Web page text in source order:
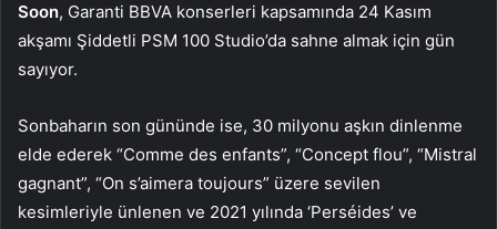
Soon, Garanti BBVA konserleri kapsamında 24 Kasım
akşamı Şiddetli PSM 100 Studio’da sahne almak için gün
sayıyor.
Sonbaharın son gününde ise, 30 milyonu aşkın dinlenme
elde ederek “Comme des enfants”, “Concept flou”, “Mistral
gagnant”, “On s’aimera toujours” üzere sevilen
kesimleriyle ünlenen ve 2021 yılında ‘Perséides’ ve